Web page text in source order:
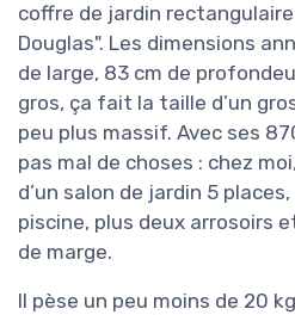
coffre de jardin
Douglas". Les dimensions
de large, 83 cm de
gros, ça fait la taille d’un
peu plus massif. Avec ses
pas mal de choses : chez
d’un salon de jardin 5
piscine, plus deux arrosoirs
de marge.
Il pèse un peu moins de 20